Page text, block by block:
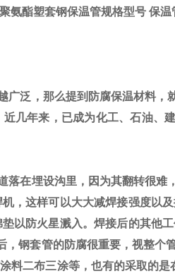
氨酯塑套钢保温管规格型号 保温
广泛，那么提到防腐保温材料，
几年来，已成为化工、石油、
在埋设沟里，因为其翻转很难
，这样可以大大减焊接强度以
以防火星溅入。焊接后的其他
，钢套管的防腐很重要，视整个
料二布三涂等，也有的采取的